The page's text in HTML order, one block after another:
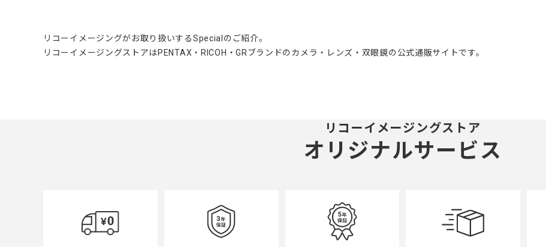
リコーイメージングがお取り扱いするSpecialのご紹介。
リコーイメージングストアはPENTAX・RICOH・GRブランドのカメラ・レンズ・双眼鏡の公式通販サイトです。
リコーイメージングストア
オリジナルサービス